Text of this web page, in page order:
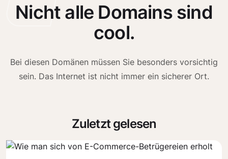
Nicht alle Domains sind
cool.
Bei diesen Domänen müssen Sie besonders vorsichtig
sein. Das Internet ist nicht immer ein sicherer Ort.
Zuletzt gelesen